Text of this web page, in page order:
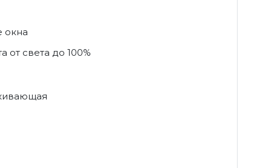
окна
от света до 100%